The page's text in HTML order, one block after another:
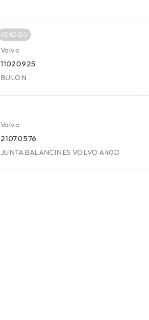
VENDIDO
Volvo
11020925
BULON
Volvo
21070576
JUNTA BALANCINES VOLVO A40D